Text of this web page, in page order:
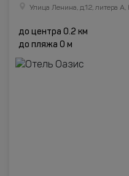
Улица Ленина, д.12, литера А,
до центра 0.2 км
до пляжа 0 м